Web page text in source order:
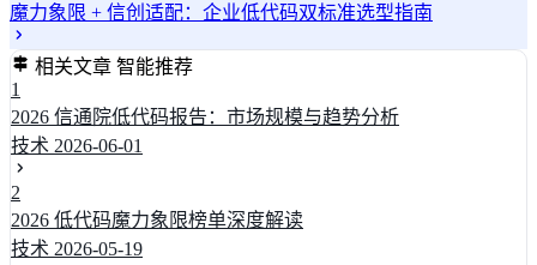
魔力象限 + 信创适配：企业低代码双标准选型指南
相关文章 智能推荐
1
2026 信通院低代码报告：市场规模与趋势分析
技术 2026-06-01
2
2026 低代码魔力象限榜单深度解读
技术 2026-05-19